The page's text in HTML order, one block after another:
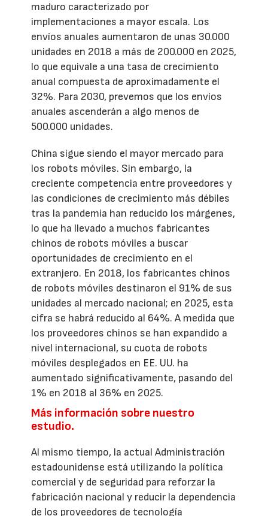
maduro caracterizado por
implementaciones a mayor escala. Los
envíos anuales aumentaron de unas 30.000
unidades en 2018 a más de 200.000 en 2025,
lo que equivale a una tasa de crecimiento
anual compuesta de aproximadamente el
32%. Para 2030, prevemos que los envíos
anuales ascenderán a algo menos de
500.000 unidades.
China sigue siendo el mayor mercado para
los robots móviles. Sin embargo, la
creciente competencia entre proveedores y
las condiciones de crecimiento más débiles
tras la pandemia han reducido los márgenes,
lo que ha llevado a muchos fabricantes
chinos de robots móviles a buscar
oportunidades de crecimiento en el
extranjero. En 2018, los fabricantes chinos
de robots móviles destinaron el 91% de sus
unidades al mercado nacional; en 2025, esta
cifra se habrá reducido al 64%. A medida que
los proveedores chinos se han expandido a
nivel internacional, su cuota de robots
móviles desplegados en EE. UU. ha
aumentado significativamente, pasando del
1% en 2018 al 36% en 2025.
Más información sobre nuestro
estudio.
Al mismo tiempo, la actual Administración
estadounidense está utilizando la política
comercial y de seguridad para reforzar la
fabricación nacional y reducir la dependencia
de los proveedores de tecnología